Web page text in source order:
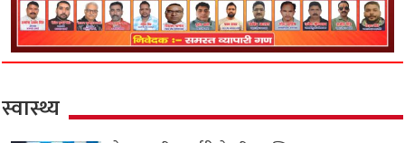
स्वास्थ्य